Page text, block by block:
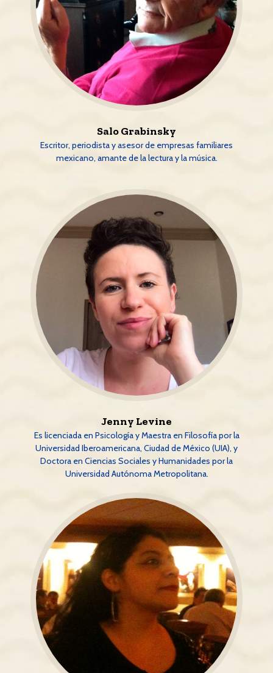
Salo Grabinsky
Escritor, periodista y asesor de empresas familiares
mexicano, amante de la lectura y la música.
Jenny Levine
Es licenciada en Psicología y Maestra en Filosofía por la
Universidad Iberoamericana, Ciudad de México (UIA), y
Doctora en Ciencias Sociales y Humanidades por la
Universidad Autónoma Metropolitana.